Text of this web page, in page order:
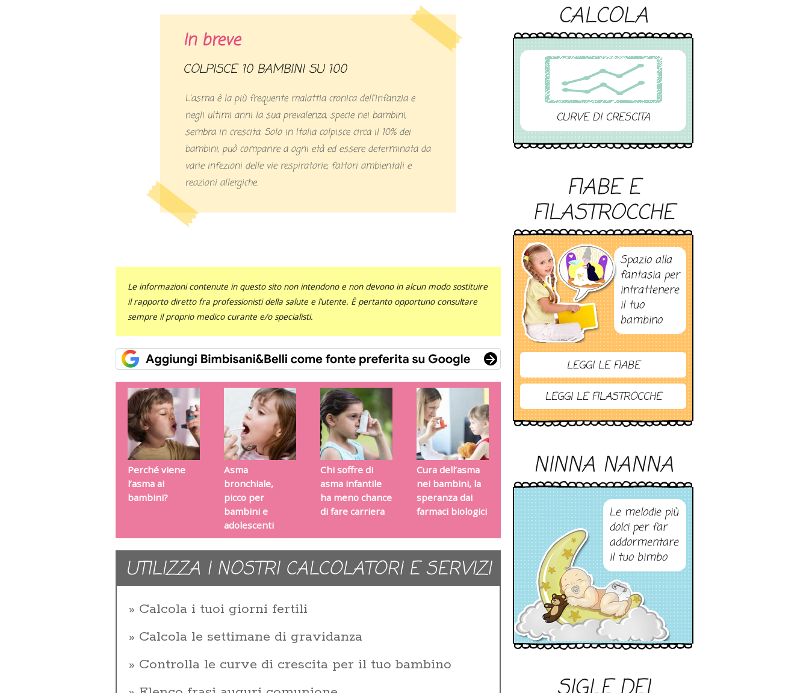
In breve
COLPISCE 10 BAMBINI SU 100
L’asma è la più frequente malattia cronica dell’infanzia e
negli ultimi anni la sua prevalenza, specie nei bambini,
sembra in crescita. Solo in Italia colpisce circa il 10% dei
bambini, può comparire a ogni età ed essere determinata da
varie infezioni delle vie respiratorie, fattori ambientali e
reazioni allergiche.
Le informazioni contenute in questo sito non intendono e non devono in alcun modo sostituire
il rapporto diretto fra professionisti della salute e l’utente. È pertanto opportuno consultare
sempre il proprio medico curante e/o specialisti.
Perché viene
l’asma ai
bambini?
Asma
bronchiale,
picco per
bambini e
adolescenti
Chi soffre di
asma infantile
ha meno chance
di fare carriera
Cura dell’asma
nei bambini, la
speranza dai
farmaci biologici
UTILIZZA I NOSTRI CALCOLATORI E SERVIZI
Calcola i tuoi giorni fertili
Calcola le settimane di gravidanza
Controlla le curve di crescita per il tuo bambino
CALCOLA
CURVE DI CRESCITA
FIABE E
FILASTROCCHE
Spazio alla
fantasia per
intrattenere
il tuo
bambino
LEGGI LE FIABE
LEGGI LE FILASTROCCHE
NINNA NANNA
Le melodie più
dolci per far
addormentare
il tuo bimbo